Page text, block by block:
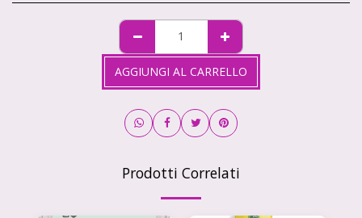
AGGIUNGI AL CARRELLO
Prodotti Correlati